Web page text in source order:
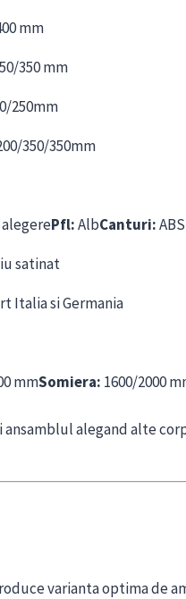
mm
350 mm
250mm
350/350mm
Pfl:AlbCanturi:ABS
satinat
Italia si Germania
mmSomiera: 1600/2000
alegand alte
varianta optima de